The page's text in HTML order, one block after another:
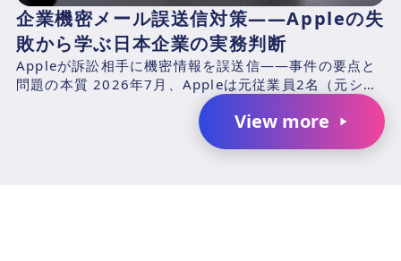
企業機密メール誤送信対策——Appleの失
敗から学ぶ日本企業の実務判断
Appleが訴訟相手に機密情報を誤送信——事件の要点と
問題の本質 2026年7月、Appleは元従業員2名（元シニ
アシステムズエンジニアのChang Liuおよ...
View more